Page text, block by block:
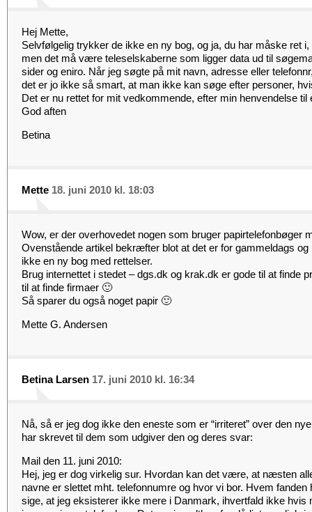
Hej Mette,
Selvfølgelig trykker de ikke en ny bog, og ja, du har måske ret
men det må være teleselskaberne som ligger data ud til
sider og eniro. Når jeg søgte på mit navn, adresse eller
det er jo ikke så smart, at man ikke kan søge efter personer,
Det er nu rettet for mit vedkommende, efter min henvendelse til
God aften
Betina
Mette 18. juni 2010 kl. 18:03
Wow, er der overhovedet nogen som bruger papirtelefonbøger
Ovenstående artikel bekræfter blot at det er for gammeldags
ikke en ny bog med rettelser.
Brug internettet i stedet – dgs.dk og krak.dk er gode til at finde
til at finde firmaer 🙂
Så sparer du også noget papir 🙂
Mette G. Andersen
Betina Larsen 17. juni 2010 kl. 16:34
Nå, så er jeg dog ikke den eneste som er “irriteret” over den
har skrevet til dem som udgiver den og deres svar:
Mail den 11. juni 2010:
Hej, jeg er dog virkelig sur. Hvordan kan det være, at næsten
navne er slettet mht. telefonnumre og hvor vi bor. Hvem fanden
sige, at jeg eksisterer ikke mere i Danmark, ihvertfald ikke hvis